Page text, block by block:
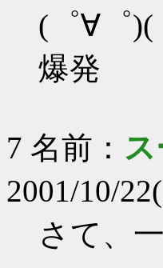
(゜∀゜
爆発
7 名前：
2001/10/
さて、